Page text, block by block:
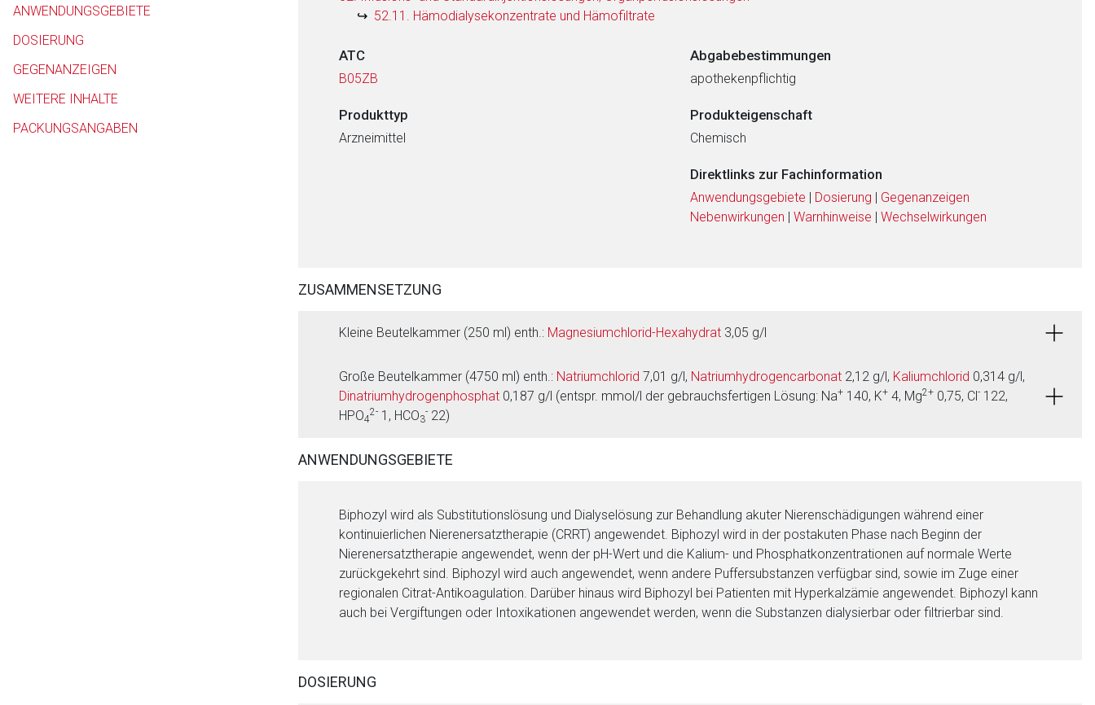
ANWENDUNGSGEBIETE
DOSIERUNG
GEGENANZEIGEN
WEITERE INHALTE
PACKUNGSANGABEN
52.11. Hämodialysekonzentrate und Hämofiltrate
ATC
B05ZB
Abgabebestimmungen
apothekenpflichtig
Produkttyp
Arzneimittel
Produkteigenschaft
Chemisch
Direktlinks zur Fachinformation
Anwendungsgebiete | Dosierung | Gegenanzeigen
Nebenwirkungen | Warnhinweise | Wechselwirkungen
ZUSAMMENSETZUNG
Kleine Beutelkammer (250 ml) enth.: Magnesiumchlorid-Hexahydrat 3,05 g/l
Große Beutelkammer (4750 ml) enth.: Natriumchlorid 7,01 g/l, Natriumhydrogencarbonat 2,12 g/l, Kaliumchlorid 0,314 g/l,
Dinatriumhydrogenphosphat 0,187 g/l (entspr. mmol/l der gebrauchsfertigen Lösung: Na+ 140, K+ 4, Mg2+ 0,75, Cl- 122,
HPO4
2- 1, HCO3
- 22)
ANWENDUNGSGEBIETE
Biphozyl wird als Substitutionslösung und Dialyselösung zur Behandlung akuter Nierenschädigungen während einer
kontinuierlichen Nierenersatztherapie (CRRT) angewendet. Biphozyl wird in der postakuten Phase nach Beginn der
Nierenersatztherapie angewendet, wenn der pH-Wert und die Kalium- und Phosphatkonzentrationen auf normale Werte
zurückgekehrt sind. Biphozyl wird auch angewendet, wenn andere Puffersubstanzen verfügbar sind, sowie im Zuge einer
regionalen Citrat-Antikoagulation. Darüber hinaus wird Biphozyl bei Patienten mit Hyperkalzämie angewendet. Biphozyl kann
auch bei Vergiftungen oder Intoxikationen angewendet werden, wenn die Substanzen dialysierbar oder filtrierbar sind.
DOSIERUNG
Aufruf einer externen Seite
Betreiber verantwortlich. Ebenso gelten dort ggf. andere Datenschutzbestimmungen.